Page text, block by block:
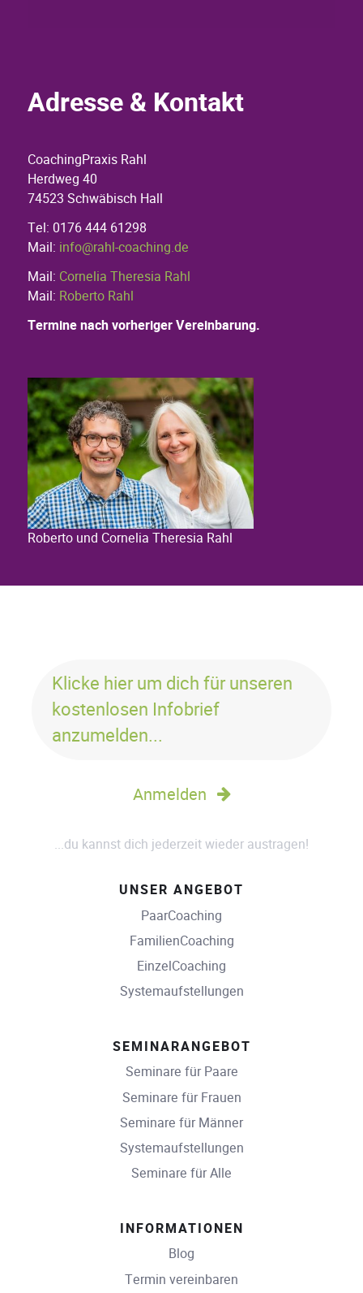
Adresse & Kontakt
CoachingPraxis Rahl
Herdweg 40
74523 Schwäbisch Hall
Tel: 0176 444 61298
Mail: info@rahl-coaching.de
Mail: Cornelia Theresia Rahl
Mail: Roberto Rahl
Termine nach vorheriger Vereinbarung.
Roberto und Cornelia Theresia Rahl
Klicke hier um dich für unseren
kostenlosen Infobrief
anzumelden...
Anmelden
...du kannst dich jederzeit wieder austragen!
UNSER ANGEBOT
PaarCoaching
FamilienCoaching
EinzelCoaching
Systemaufstellungen
SEMINARANGEBOT
Seminare für Paare
Seminare für Frauen
Seminare für Männer
Systemaufstellungen
Seminare für Alle
INFORMATIONEN
Blog
Termin vereinbaren